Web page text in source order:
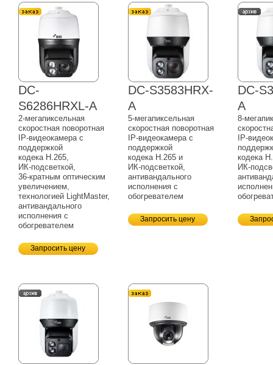
DC-
S6286HRXL-A
2-мегапиксельная
скоростная поворотная
IP-видеокамерас
поддержкой
кодека H.265,
ИК-подсветкой,
36-кратным оптическим
увеличением,
технологией LightMaster,
антивандального
исполнения с
обогревателем
Запросить цену
DC-S3583HRX-
A
5-мегапиксельная
скоростная поворотная
IP-видеокамерас
поддержкой
кодека H.265 и
ИК-подсветкой,
антивандального
исполнения с
обогревателем
Запросить цену
DC-
A
8-
IP-
кодека
ИК-